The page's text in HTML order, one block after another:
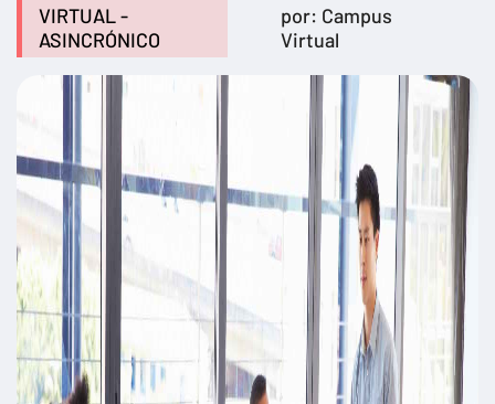
VIRTUAL -
ASINCRÓNICO
por: Campus
Virtual